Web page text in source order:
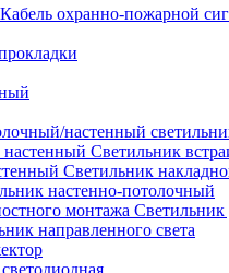
Кабель охранно-пожарной
настенный
Светильник
Светильник
настенно-потолочный
Светильник
направленного света